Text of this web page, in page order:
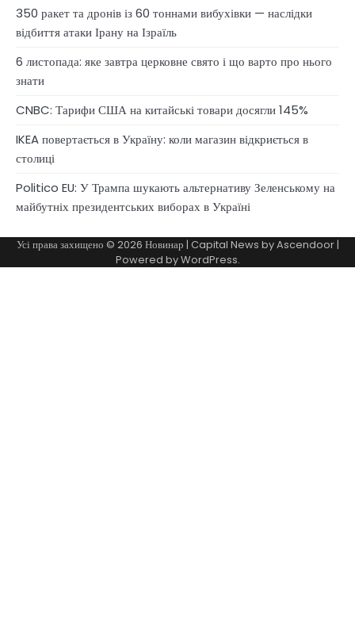
350 ракет та дронів із 60 тоннами вибухівки — наслідки
відбиття атаки Ірану на Ізраїль
6 листопада: яке завтра церковне свято і що варто про нього
знати
CNBC: Тарифи США на китайські товари досягли 145%
IKEA повертається в Україну: коли магазин відкриється в
столиці
Politico EU: У Трампа шукають альтернативу Зеленському на
майбутніх президентських виборах в Україні
Усі права захищено © 2026 Новинар | Capital News byAscendoor|
Powered byWordPress.